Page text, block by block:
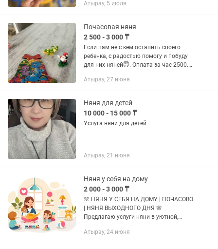
қоямыз.Әр балаға жеке тәсіл таба
Атырау, 5 июля
Почасовая няня
2 500 - 3 000 ₸
Если вам не с кем оставить своего
ребенка, с радостью помогу и побуду
для них няней😇. Оплата за час 2500.
ответственная, нахожу подход к
Атырау, 27 июня
Няня для детей
10 000 - 15 000 ₸
Услуга няни для детей
Атырау, 21 июня
Няня у себя на дому
2 000 - 3 000 ₸
🌸 НЯНЯ У СЕБЯ НА ДОМУ | ПОЧАСОВО
| НЯНЯ ВЫХОДНОГО ДНЯ 🌸
Предлагаю услуги няни в уютной,
домашней обстановке 🏡 👩🏫
Атырау, 24 июня